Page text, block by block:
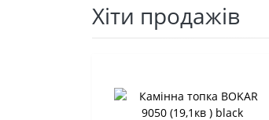
Хіти продажів